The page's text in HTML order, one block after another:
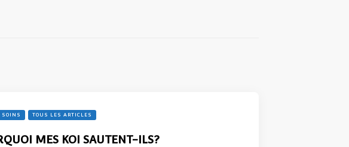
TOUS LES ARTICLES
MES KOI SAUTENT-ILS?